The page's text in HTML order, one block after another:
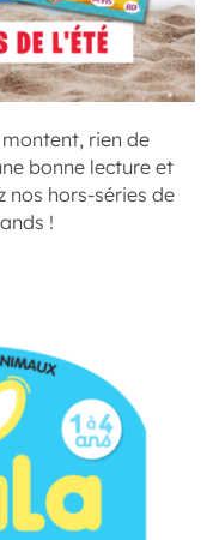
rien de
bonne lecture et
nos hors-séries de
!